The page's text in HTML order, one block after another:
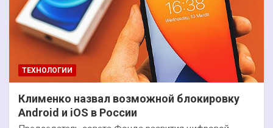
ТЕХНОЛОГИИ
Клименко назвал возможной блокировку
Android и iOS в России